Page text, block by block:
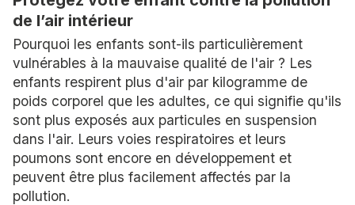
de l’air intérieur
Pourquoi les enfants sont-ils particulièrement
vulnérables à la mauvaise qualité de l'air ? Les
enfants respirent plus d'air par kilogramme de
poids corporel que les adultes, ce qui signifie qu'ils
sont plus exposés aux particules en suspension
dans l'air. Leurs voies respiratoires et leurs
poumons sont encore en développement et
peuvent être plus facilement affectés par la
pollution.